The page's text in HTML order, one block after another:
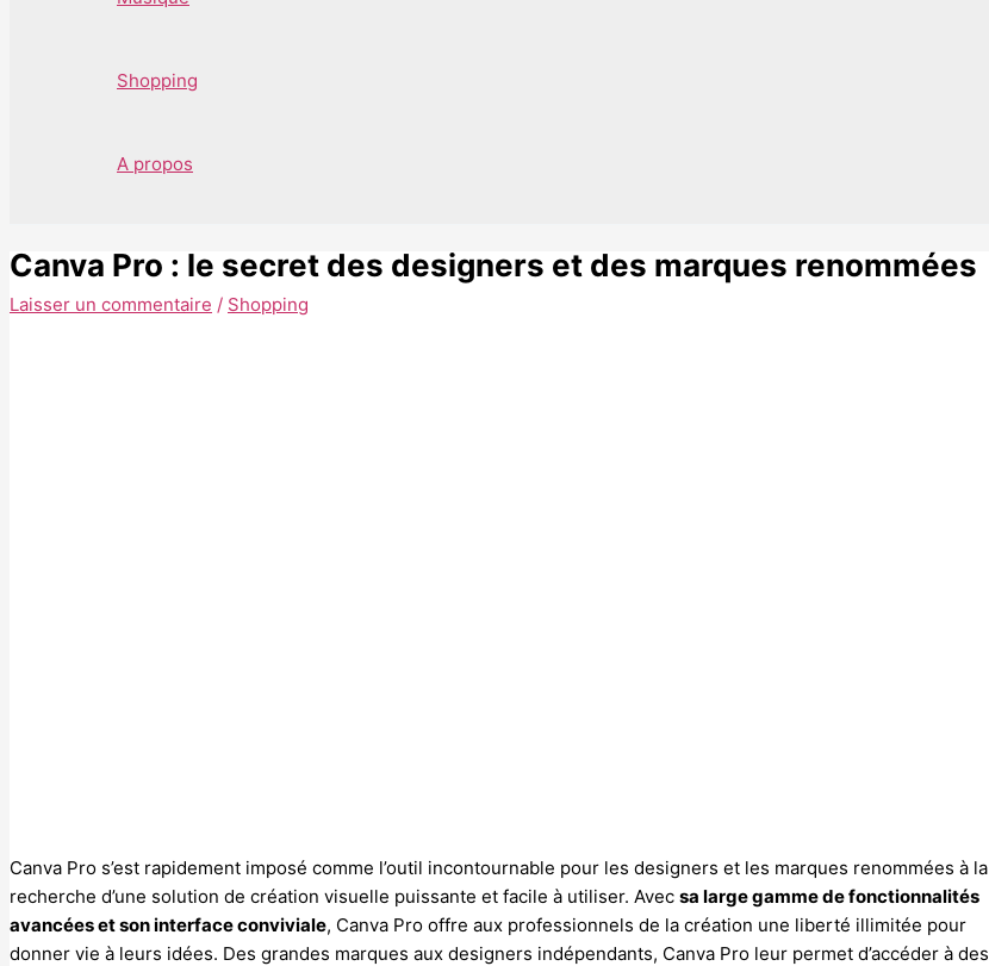
Shopping
A propos
Canva Pro : le secret des designers et des marques renommées
Laisser un commentaire / Shopping
Canva Pro s’est rapidement imposé comme l’outil incontournable pour les designers et les marques renommées à la
recherche d’une solution de création visuelle puissante et facile à utiliser. Avec sa large gamme de fonctionnalités
avancées et son interface conviviale, Canva Pro offre aux professionnels de la création une liberté illimitée pour
donner vie à leurs idées. Des grandes marques aux designers indépendants, Canva Pro leur permet d’accéder à des